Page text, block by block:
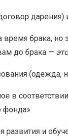
дарения)
брака,
до брака —
(одежда,
в
фонда».
и